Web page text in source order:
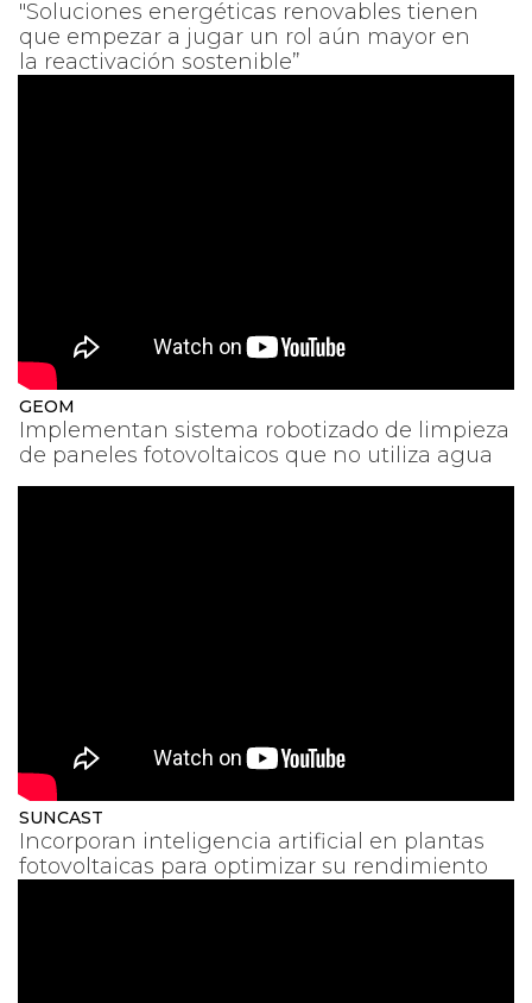
"Soluciones energéticas renovables tienen
que empezar a jugar un rol aún mayor en
la reactivación sostenible”
GEOM
Implementan sistema robotizado de limpieza
de paneles fotovoltaicos que no utiliza agua
SUNCAST
Incorporan inteligencia artificial en plantas
fotovoltaicas para optimizar su rendimiento